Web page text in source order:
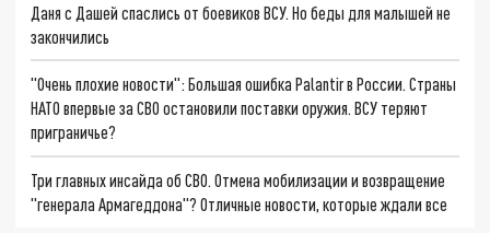
Даня с Дашей спаслись от боевиков ВСУ. Но беды для малышей не
закончились
"Очень плохие новости": Большая ошибка Palantir в России. Страны
НАТО впервые за СВО остановили поставки оружия. ВСУ теряют
приграничье?
Три главных инсайда об СВО. Отмена мобилизации и возвращение
"генерала Армагеддона"? Отличные новости, которые ждали все